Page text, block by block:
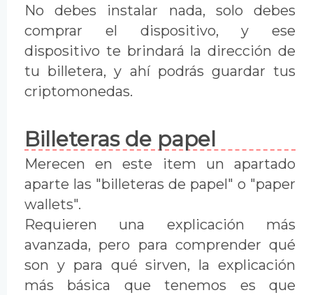
No debes instalar nada, solo debes
comprar el dispositivo, y ese
dispositivo te brindará la dirección de
tu billetera, y ahí podrás guardar tus
criptomonedas.
Billeteras de papel
Merecen en este item un apartado
aparte las "billeteras de papel" o "paper
wallets".
Requieren una explicación más
avanzada, pero para comprender qué
son y para qué sirven, la explicación
más básica que tenemos es que